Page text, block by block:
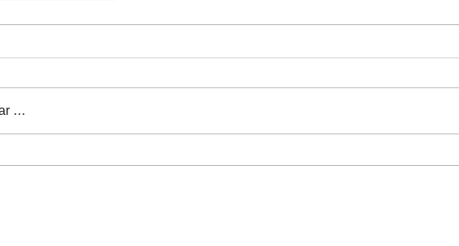
Letti AS
…